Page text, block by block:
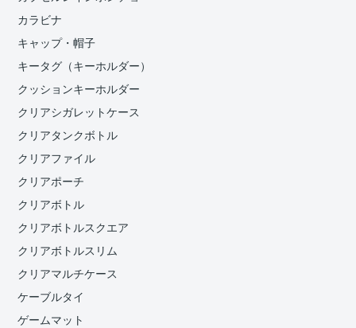
カラビナ
キャップ・帽子
キータグ（キーホルダー）
クッションキーホルダー
クリアシガレットケース
クリアタンクボトル
クリアファイル
クリアポーチ
クリアボトル
クリアボトルスクエア
クリアボトルスリム
クリアマルチケース
ケーブルタイ
ゲームマット